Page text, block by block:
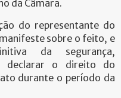
da Câmara.
do representante do
sobre o feito, e
da segurança,
declarar o direito do
durante o período da